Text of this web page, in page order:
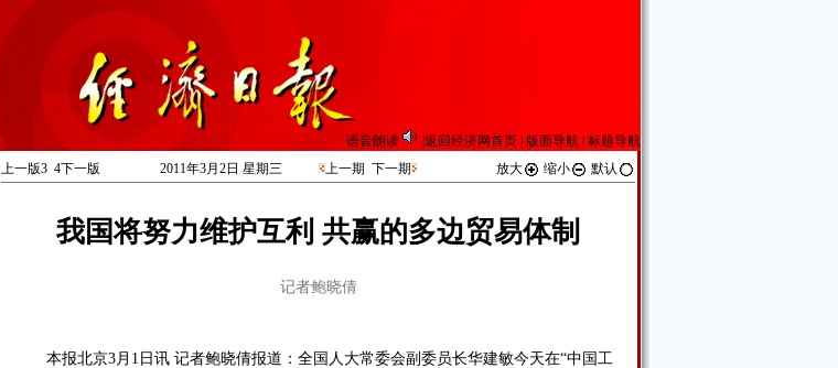
语音朗读 返回经济网首页 版面导航 标题导航
上一版3 4下一版 2011年3月2日 星期三 上一期 下一期 放大 缩小 默认
我国将努力维护互利 共赢的多边贸易体制
记者鲍晓倩
本报北京3月1日讯 记者鲍晓倩报道：全国人大常委会副委员长华建敏今天在“中国工